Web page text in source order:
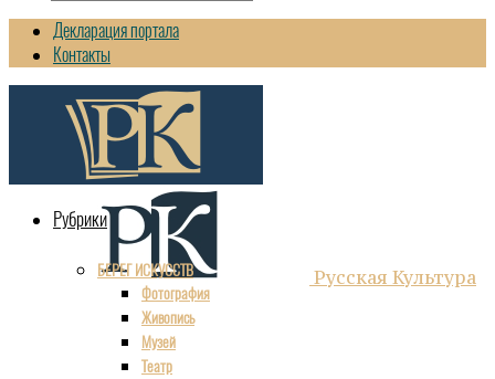
Декларация портала
Контакты
Русская Культура
Рубрики
БЕРЕГ ИСКУССТВ
Фотография
Живопись
Музей
Театр